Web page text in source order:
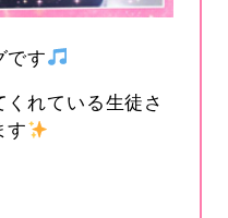
す
れている生徒さ
す